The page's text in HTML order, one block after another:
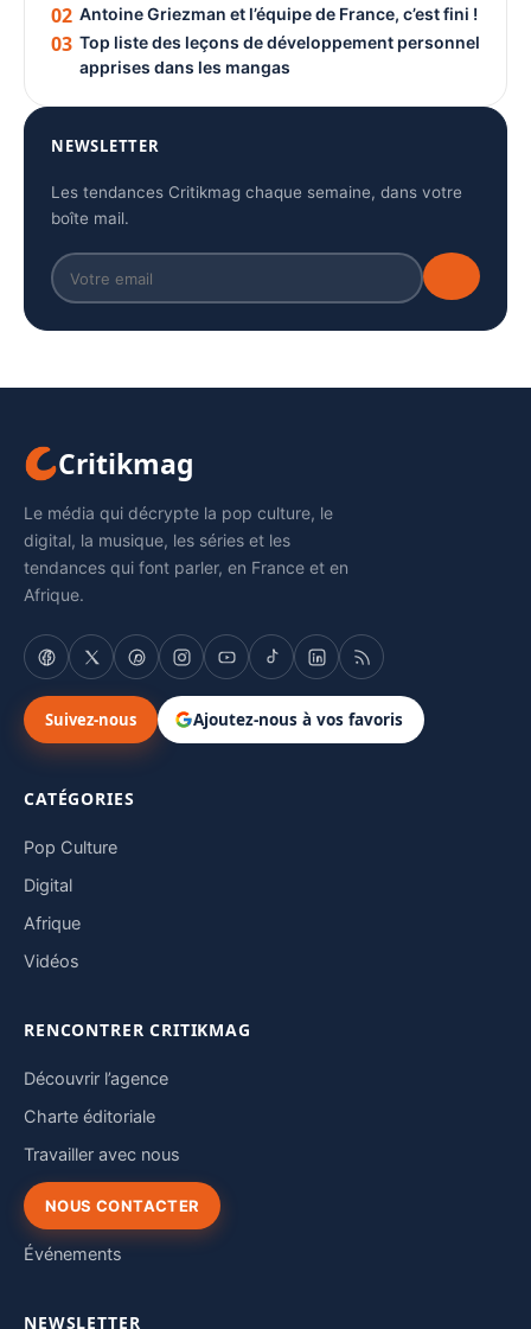
02 Antoine Griezman et l’équipe de France, c’est fini !
03 Top liste des leçons de développement personnel
apprises dans les mangas
NEWSLETTER
Les tendances Critikmag chaque semaine, dans votre
boîte mail.
Critikmag
Le média qui décrypte la pop culture, le
digital, la musique, les séries et les
tendances qui font parler, en France et en
Afrique.
Suivez-nous Ajoutez-nous à vos favoris
CATÉGORIES
Pop Culture
Digital
Afrique
Vidéos
RENCONTRER CRITIKMAG
Découvrir l’agence
Charte éditoriale
Travailler avec nous
NOUS CONTACTER
Événements
NEWSLETTER